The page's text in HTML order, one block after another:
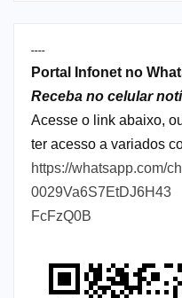
----
Portal Infonet no
Receba no celular
Acesse o link abaixo,
ter acesso a variados
https://whatsapp.com/
0029Va6S7EtDJ6H43
FcFzQ0B